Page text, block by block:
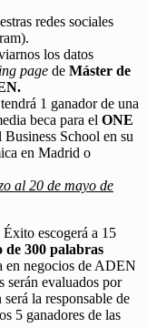
redes sociales
los datos
page de Máster de
1 ganador de una
beca para el ONE
School en su
en Madrid o
al 20 de mayo de
escogerá a 15
de 300 palabras
en negocios de ADEN
serán evaluados por
la responsable de
5 ganadores de las